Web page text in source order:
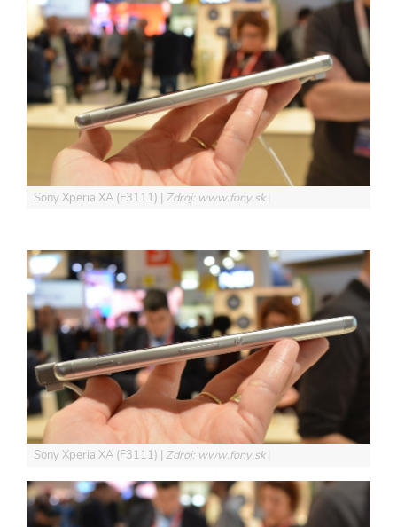
Sony Xperia XA (F3111) Zdroj: www.fony.sk
Sony Xperia XA (F3111) Zdroj: www.fony.sk